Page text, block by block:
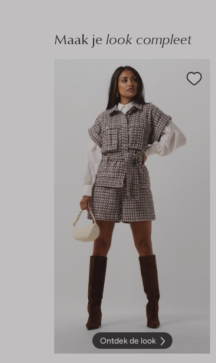
Maak je look compleet
Ontdek de look